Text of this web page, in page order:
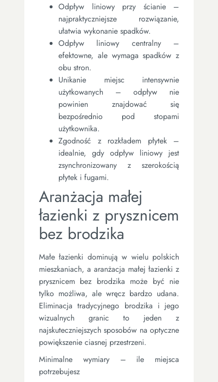
Odpływ liniowy przy ścianie –
najpraktyczniejsze rozwiązanie,
ułatwia wykonanie spadków.
Odpływ liniowy centralny –
efektowne, ale wymaga spadków z
obu stron.
Unikanie miejsc intensywnie
użytkowanych – odpływ nie
powinien znajdować się
bezpośrednio pod stopami
użytkownika.
Zgodność z rozkładem płytek –
idealnie, gdy odpływ liniowy jest
zsynchronizowany z szerokością
płytek i fugami.
Aranżacja małej
łazienki z prysznicem
bez brodzika
Małe łazienki dominują w wielu polskich
mieszkaniach, a aranżacja małej łazienki z
prysznicem bez brodzika może być nie
tylko możliwa, ale wręcz bardzo udana.
Eliminacja tradycyjnego brodzika i jego
wizualnych granic to jeden z
najskuteczniejszych sposobów na optyczne
powiększenie ciasnej przestrzeni.
Minimalne wymiary – ile miejsca
potrzebujesz